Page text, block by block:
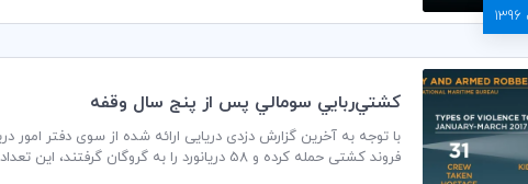
كشتي‌ربايي سومالي پس از پنج سال وقفه
فروند کشتی حمله کرده و 58 دریانورد را به گروگان گرفتند، این تعداد کمی بیشتر از مدت زمان مشابه در سال گذشته است.